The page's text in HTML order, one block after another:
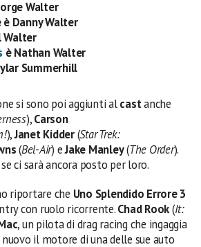
Walter
Danny Walter
Walter
è Nathan Walter
Summerhill
si sono poi aggiunti alcastanche
),Carson
),Janet Kidder(Star Trek:
(Bel-Air) eJake Manley(The Order).
ci sarà ancora posto per loro.
riportare che Uno Splendido Errore 3
con ruolo ricorrente.Chad Rook(It:
, un pilota di drag racing che ingaggia
il motore di una delle sue auto